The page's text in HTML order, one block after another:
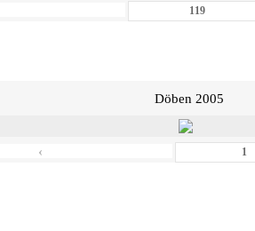
Döben 2005
‹